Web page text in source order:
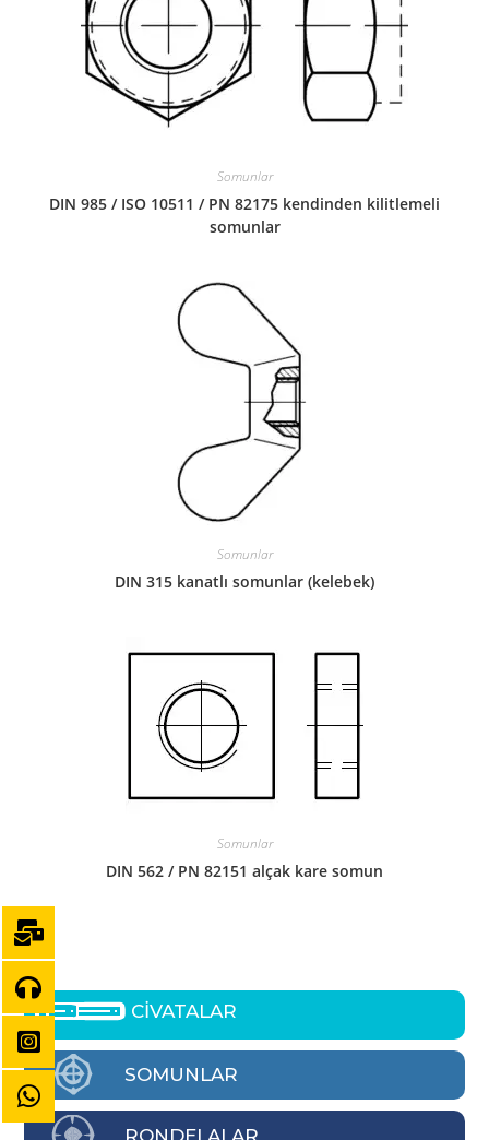
Somunlar
DIN 985 / ISO 10511 / PN 82175 kendinden kilitlemeli
somunlar
Somunlar
DIN 315 kanatlı somunlar (kelebek)
Somunlar
DIN 562 / PN 82151 alçak kare somun
CİVATALAR
SOMUNLAR
RONDELALAR